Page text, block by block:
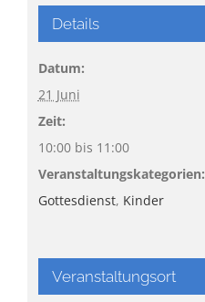
Details
Datum:
21 Juni
Zeit:
10:00 bis 11:00
Veranstaltungskategorien:
Gottesdienst, Kinder
Veranstaltungsort